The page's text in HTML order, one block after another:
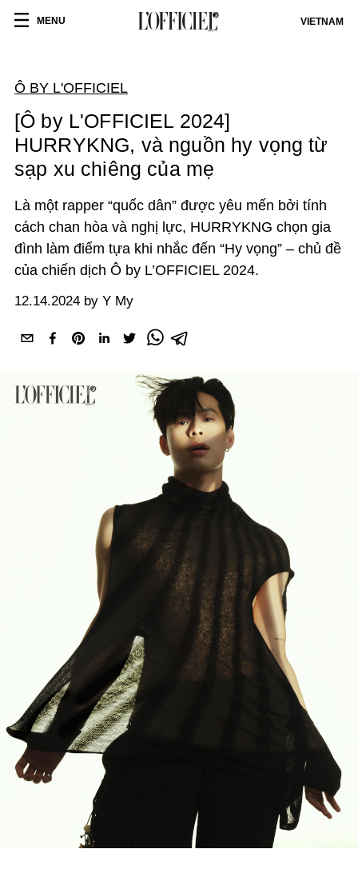
MENU VIETNAM
Ô BY L'OFFICIEL
[Ô by L'OFFICIEL 2024]
HURRYKNG, và nguồn hy vọng từ
sạp xu chiêng của mẹ
Là một rapper “quốc dân” được yêu mến bởi tính
cách chan hòa và nghị lực, HURRYKNG chọn gia
đình làm điểm tựa khi nhắc đến “Hy vọng” – chủ đề
của chiến dịch Ô by L’OFFICIEL 2024.
12.14.2024 by Y My